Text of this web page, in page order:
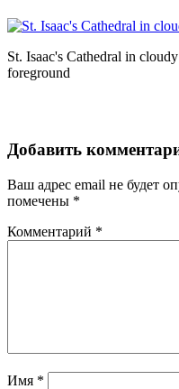
St. Isaac's Cathedral in
foreground
Добавить
Ваш адрес email не будет
помечены *
Комментарий *
Имя *